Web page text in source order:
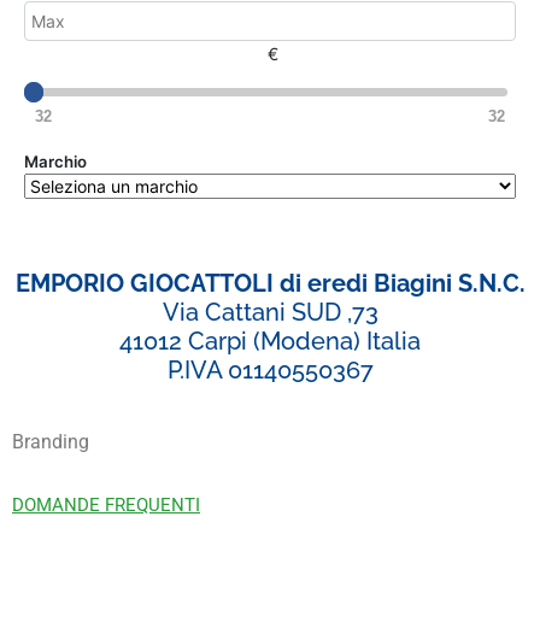
€
32 32
Marchio
EMPORIO GIOCATTOLI di eredi Biagini S.N.C.
Via Cattani SUD ,73
41012 Carpi (Modena) Italia
P.IVA 01140550367
Branding
DOMANDE FREQUENTI